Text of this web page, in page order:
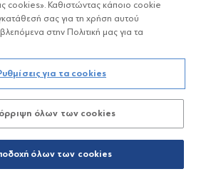
ΜΕΛΛΟΝΤΙΚΕΣ
© Eurobank ΑΕΔΑΚ
Προσωπικών Δεδομένων
Όροι χρήσης
Πολιτική cookies
cookies». Καθιστώντας κάποιο cookie
σας για τη χρήση αυτού
στην Πολιτική μας για τα
για τα cookies
όλων των cookies
όλων των cookies